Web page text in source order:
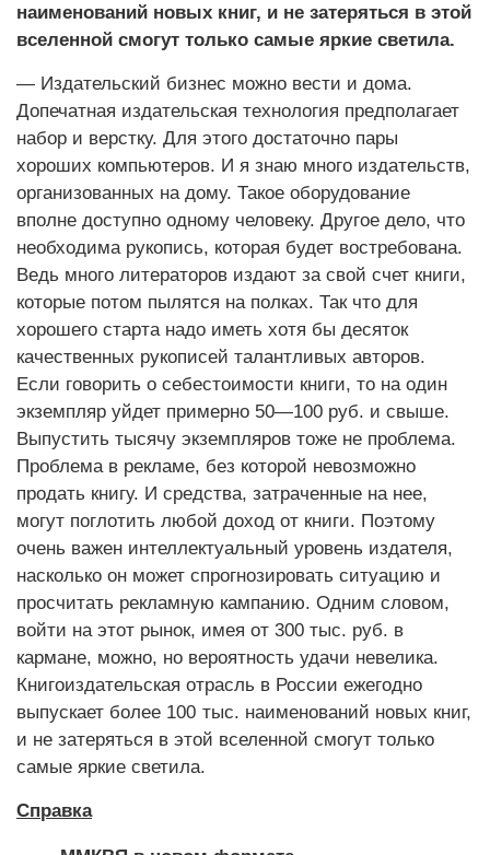
наименований новых книг, и не затеряться в этой
вселенной смогут только самые яркие светила.
— Издательский бизнес можно вести и дома.
Допечатная издательская технология предполагает
набор и верстку. Для этого достаточно пары
хороших компьютеров. И я знаю много издательств,
организованных на дому. Такое оборудование
вполне доступно одному человеку. Другое дело, что
необходима рукопись, которая будет востребована.
Ведь много литераторов издают за свой счет книги,
которые потом пылятся на полках. Так что для
хорошего старта надо иметь хотя бы десяток
качественных рукописей талантливых авторов.
Если говорить о себестоимости книги, то на один
экземпляр уйдет примерно 50—100 руб. и свыше.
Выпустить тысячу экземпляров тоже не проблема.
Проблема в рекламе, без которой невозможно
продать книгу. И средства, затраченные на нее,
могут поглотить любой доход от книги. Поэтому
очень важен интеллектуальный уровень издателя,
насколько он может спрогнозировать ситуацию и
просчитать рекламную кампанию. Одним словом,
войти на этот рынок, имея от 300 тыс. руб. в
кармане, можно, но вероятность удачи невелика.
Книгоиздательская отрасль в России ежегодно
выпускает более 100 тыс. наименований новых книг,
и не затеряться в этой вселенной смогут только
самые яркие светила.
Справка